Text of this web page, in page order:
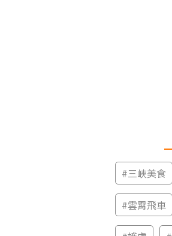
#三峽美食
#雲霄飛車